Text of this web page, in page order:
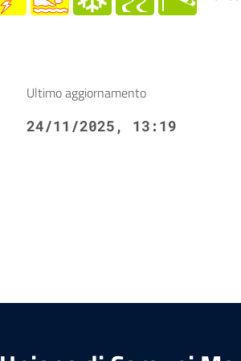
Ultimo aggiornamento
24/11/2025, 13:19